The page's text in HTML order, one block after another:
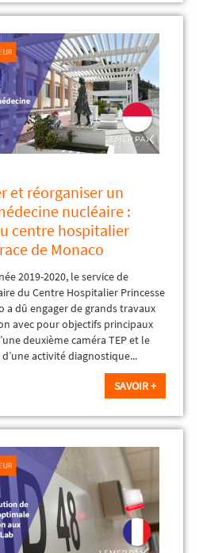
et réorganiser un
nucléaire :
centre hospitalier
de Monaco
2019-2020, le service de
du Centre Hospitalier Princesse
a dû engager de grands travaux
avec pour objectifs principaux
deuxième caméra TEP et le
activité diagnostique...
SAVOIR +